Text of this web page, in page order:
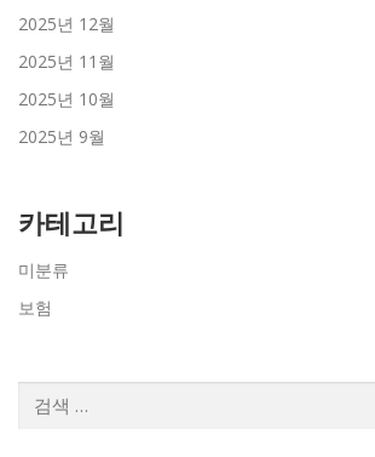
2025년 12월
2025년 11월
2025년 10월
2025년 9월
카테고리
미분류
보험